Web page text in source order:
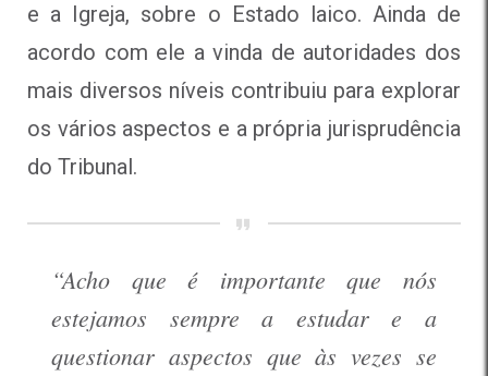
e a Igreja, sobre o Estado laico. Ainda de
acordo com ele a vinda de autoridades dos
mais diversos níveis contribuiu para explorar
os vários aspectos e a própria jurisprudência
do Tribunal.
“Acho que é importante que nós
estejamos sempre a estudar e a
questionar aspectos que às vezes se